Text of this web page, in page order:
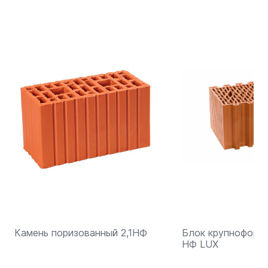
любого здания, отделанного им, не требует
какого-либо дополнительного ухода и по
истечению времени не теряет своего
первозданного облика.
Камень поризованный 2,1НФ
Блок
НФ LUX